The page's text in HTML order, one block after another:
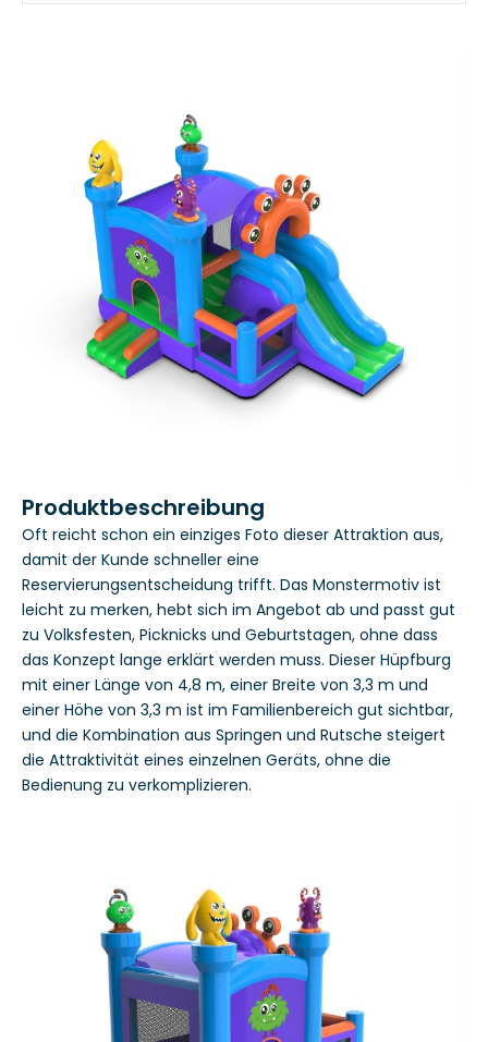
Produktbeschreibung
Oft reicht schon ein einziges Foto dieser Attraktion aus,
damit der Kunde schneller eine
Reservierungsentscheidung trifft. Das Monstermotiv ist
leicht zu merken, hebt sich im Angebot ab und passt gut
zu Volksfesten, Picknicks und Geburtstagen, ohne dass
das Konzept lange erklärt werden muss. Dieser Hüpfburg
mit einer Länge von 4,8 m, einer Breite von 3,3 m und
einer Höhe von 3,3 m ist im Familienbereich gut sichtbar,
und die Kombination aus Springen und Rutsche steigert
die Attraktivität eines einzelnen Geräts, ohne die
Bedienung zu verkomplizieren.